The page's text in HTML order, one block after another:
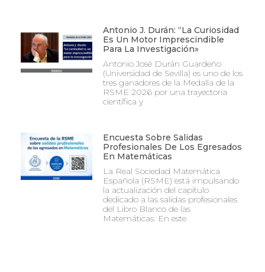
Antonio J. Durán: “La Curiosidad
Es Un Motor Imprescindible
Para La Investigación»
Antonio José Durán Guardeño
(Universidad de Sevilla) es uno de los
tres ganadores de la Medalla de la
RSME 2026 por una trayectoria
científica y
Encuesta Sobre Salidas
Profesionales De Los Egresados
En Matemáticas
La Real Sociedad Matemática
Española (RSME) está impulsando
la actualización del capítulo
dedicado a las salidas profesionales
del Libro Blanco de las
Matemáticas. En este